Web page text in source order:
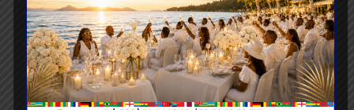
POLITIQUE POLITIQUE